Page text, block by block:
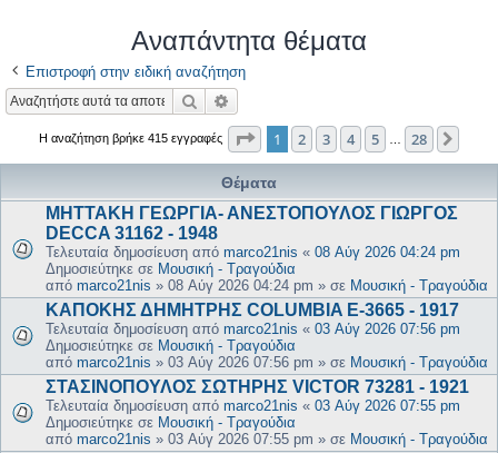
Αναπάντητα θέματα
Επιστροφή στην ειδική αναζήτηση
Αναζήτηση
Η αναζήτηση βρήκε 415 εγγραφές Σελίδα από28
1 2 3 4 5 28
Θέματα
ΜΗΤΤΑΚΗ ΓΕΩΡΓΙΑ- ΑΝΕΣΤΟΠΟΥΛΟΣ ΓΙΩΡΓΟΣ
DECCA 31162 - 1948
Τελευταία δημοσίευση από marco21nis « 08 Αύγ 2026 04:24 pm
Δημοσιεύτηκε σε Μουσική - Τραγούδια
από marco21nis » 08 Αύγ 2026 04:24 pm » σε Μουσική - Τραγούδια
ΚΑΠΟΚΗΣ ΔΗΜΗΤΡΗΣ COLUMBIA E-3665 - 1917
Τελευταία δημοσίευση από marco21nis « 03 Αύγ 2026 07:56 pm
Δημοσιεύτηκε σε Μουσική - Τραγούδια
από marco21nis » 03 Αύγ 2026 07:56 pm » σε Μουσική - Τραγούδια
ΣΤΑΣΙΝΟΠΟΥΛΟΣ ΣΩΤΗΡΗΣ VICTOR 73281 - 1921
Τελευταία δημοσίευση από marco21nis « 03 Αύγ 2026 07:55 pm
Δημοσιεύτηκε σε Μουσική - Τραγούδια
από marco21nis » 03 Αύγ 2026 07:55 pm » σε Μουσική - Τραγούδια